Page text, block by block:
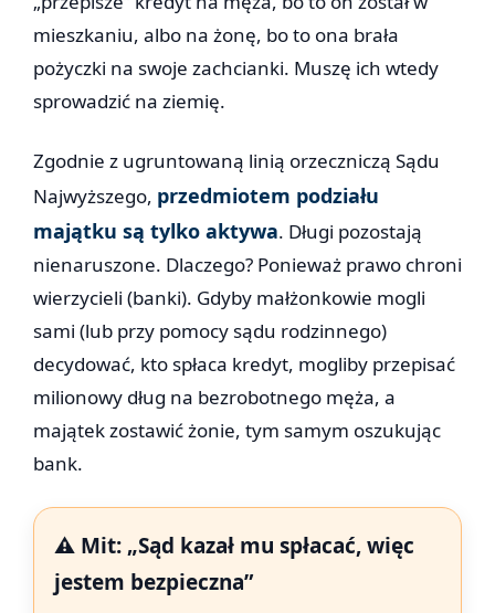
mieszkaniu, albo na żonę, bo to ona brała
pożyczki na swoje zachcianki. Muszę ich wtedy
sprowadzić na ziemię.
Zgodnie z ugruntowaną linią orzeczniczą Sądu
Najwyższego, przedmiotem podziału
majątku są tylko aktywa. Długi pozostają
nienaruszone. Dlaczego? Ponieważ prawo chroni
wierzycieli (banki). Gdyby małżonkowie mogli
sami (lub przy pomocy sądu rodzinnego)
decydować, kto spłaca kredyt, mogliby przepisać
milionowy dług na bezrobotnego męża, a
majątek zostawić żonie, tym samym oszukując
bank.
⚠️ Mit: „Sąd kazał mu spłacać, więc
jestem bezpieczna”